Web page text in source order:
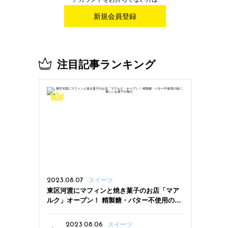
新規会員登録
注目記事ランキング
2023.08.07 スイーツ
東区河渡にマフィンと焼き菓子のお店「マア
ルク」オープン！ 精製糖・バター不使用の体
2023.08.06
スイーツ